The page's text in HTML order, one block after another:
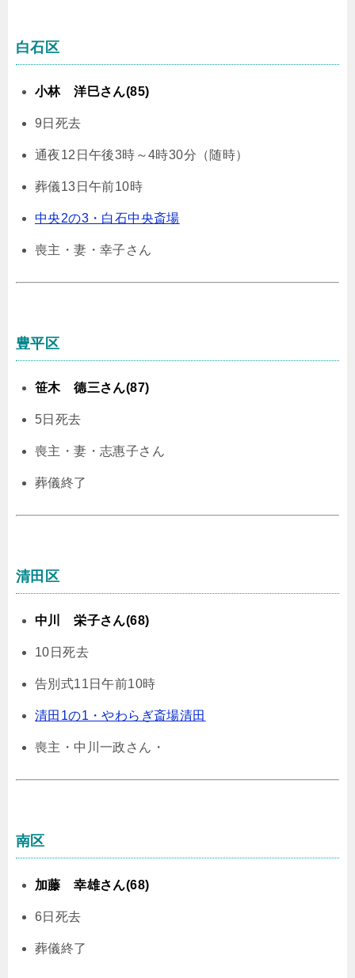
白石区
小林 洋巳さん(85)
9日死去
通夜12日午後3時～4時30分（随時）
葬儀13日午前10時
中央2の3・白石中央斎場
喪主・妻・幸子さん
豊平区
笹木 德三さん(87)
5日死去
喪主・妻・志惠子さん
葬儀終了
清田区
中川 栄子さん(68)
10日死去
告別式11日午前10時
清田1の1・やわらぎ斎場清田
喪主・中川一政さん・
南区
加藤 幸雄さん(68)
6日死去
葬儀終了